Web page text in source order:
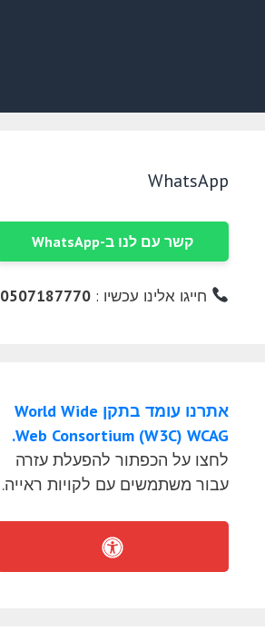
WhatsApp
קשר עם לנו ב-WhatsApp
חייגו אלינו עכשיו :0507187770
אתרנו עומד בתקן World Wide
Web Consortium (W3C) WCAG.
לחצו על הכפתור להפעלת עזרה
עבור משתמשים עם לקויות ראייה.